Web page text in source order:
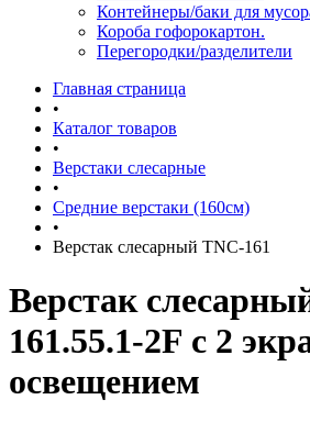
Контейнеры/баки для
Короба гофорокартон.
Перегородки/разделители
Главная страница
•
Каталог товаров
•
Верстаки слесарные
•
Средние верстаки (160см)
•
Верстак слесарный TNC-161
Верстак
161.55.1-2F с 2
освещением